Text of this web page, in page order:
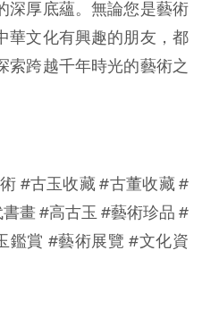
深厚底蘊。無論您是藝術
華文化有興趣的朋友，都
索跨越千年時光的藝術之
#古玉收藏 #古董收藏 #
畫 #高古玉 #藝術珍品 #
鑑賞 #藝術展覽 #文化資